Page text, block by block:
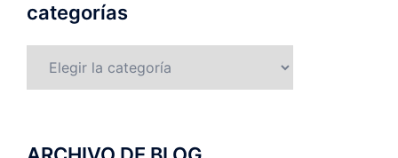
categorías